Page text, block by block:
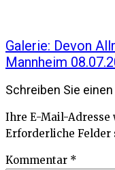
Galerie: Devon
Mannheim
Schreiben Sie
Ihre E-Mail-
Erforderliche Felder
Kommentar *